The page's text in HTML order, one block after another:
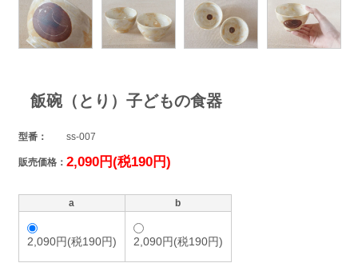
飯碗（とり）子どもの食器
型番： ss-007
販売価格： 2,090円(税190円)
a b
2,090円(税190円) 2,090円(税190円)